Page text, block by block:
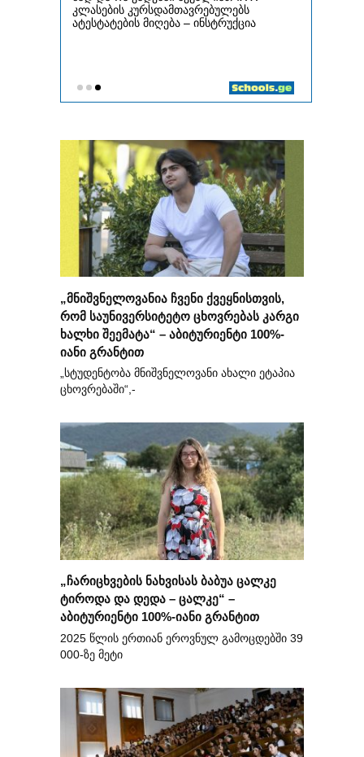
„მნიშვნელოვანია ჩვენი ქვეყნისთვის,
რომ საუნივერსიტეტო ცხოვრებას კარგი
ხალხი შეემატა“ – აბიტურიენტი 100%-
იანი გრანტით
„სტუდენტობა მნიშვნელოვანი ახალი ეტაპია
ცხოვრებაში“,-
„ჩარიცხვების ნახვისას ბაბუა ცალკე
ტიროდა და დედა – ცალკე“ –
აბიტურიენტი 100%-იანი გრანტით
2025 წლის ერთიან ეროვნულ გამოცდებში 39
000-ზე მეტი